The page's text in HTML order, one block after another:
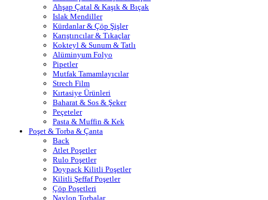
Ahşap Çatal & Kaşık & Bıçak
Islak Mendiller
Kürdanlar & Çöp Şişler
Karıştırıcılar & Tıkaçlar
Kokteyl & Sunum & Tatlı
Alüminyum Folyo
Pipetler
Mutfak Tamamlayıcılar
Strech Film
Kırtasiye Ürünleri
Baharat & Sos & Şeker
Peçeteler
Pasta & Muffin & Kek
Poşet & Torba & Çanta
Back
Atlet Poşetler
Rulo Poşetler
Doypack Kilitli Poşetler
Kilitli Şeffaf Poşetler
Çöp Poşetleri
Naylon Torbalar